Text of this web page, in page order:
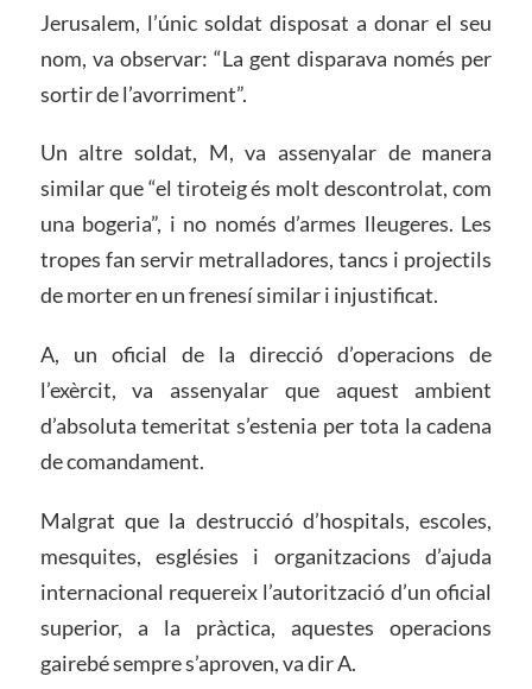
Jerusalem, l’únic soldat disposat a donar el seu
nom, va observar: “La gent disparava només per
sortir de l’avorriment”.
Un altre soldat, M, va assenyalar de manera
similar que “el tiroteig és molt descontrolat, com
una bogeria”, i no només d’armes lleugeres. Les
tropes fan servir metralladores, tancs i projectils
de morter en un frenesí similar i injustificat.
A, un oficial de la direcció d’operacions de
l’exèrcit, va assenyalar que aquest ambient
d’absoluta temeritat s’estenia per tota la cadena
de comandament.
Malgrat que la destrucció d’hospitals, escoles,
mesquites, esglésies i organitzacions d’ajuda
internacional requereix l’autorització d’un oficial
superior, a la pràctica, aquestes operacions
gairebé sempre s’aproven, va dir A.